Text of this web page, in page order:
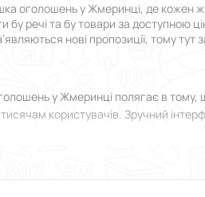
оголошень у Жмеринці, де кожен
бу речі та бу товари за доступною
нові пропозиції, тому
у Жмеринці полягає в
користувачів. Зручний
FAQ, де детально описані
хто вперше зайшов на сайт,